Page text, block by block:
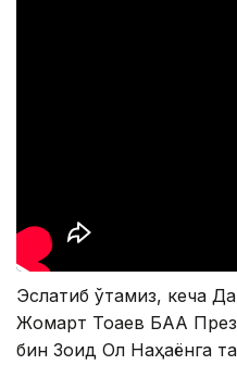
Эслатиб ўтамиз, кеча
Жомарт Тоқаев БАА
бин Зоид Ол Наҳаёнга